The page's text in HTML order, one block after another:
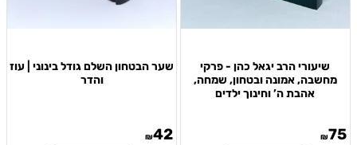
שיעורי הרב יגאל כהן - פרקי
מחשבה, אמונה ובטחון, שמחה,
אהבת ה’ וחינוך ילדים
₪75
שער הבטחון השלם גודל בינוני | עוז
והדר
₪42